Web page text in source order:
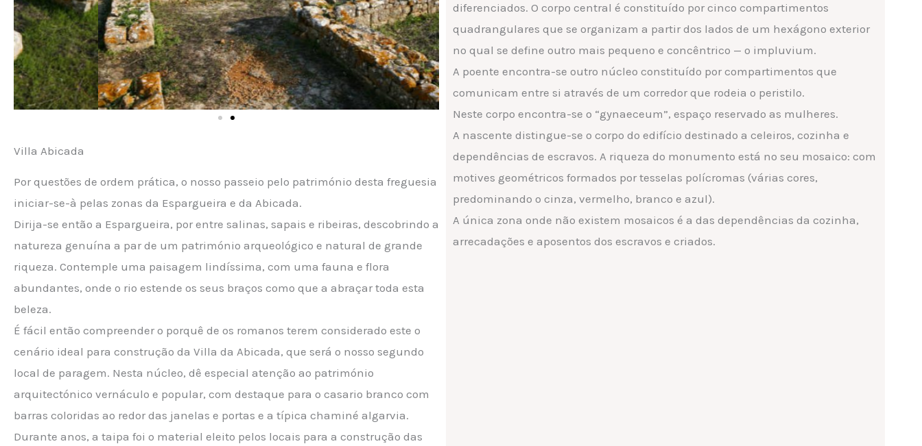
Villa Abicada
Por questões de ordem prática, o nosso passeio pelo património desta freguesia
iniciar-se-à pelas zonas da Espargueira e da Abicada.
Dirija-se então a Espargueira, por entre salinas, sapais e ribeiras, descobrindo a
natureza genuína a par de um património arqueológico e natural de grande
riqueza. Contemple uma paisagem lindíssima, com uma fauna e flora
abundantes, onde o rio estende os seus braços como que a abraçar toda esta
beleza.
É fácil então compreender o porquê de os romanos terem considerado este o
cenário ideal para construção da Villa da Abicada, que será o nosso segundo
local de paragem. Nesta núcleo, dê especial atenção ao património
arquitectónico vernáculo e popular, com destaque para o casario branco com
barras coloridas ao redor das janelas e portas e a típica chaminé algarvia.
Durante anos, a taipa foi o material eleito pelos locais para a construção das
diferenciados. O corpo central é constituído por cinco compartimentos
quadrangulares que se organizam a partir dos lados de um hexágono exterior
no qual se define outro mais pequeno e concêntrico — o impluvium.
A poente encontra-se outro núcleo constituído por compartimentos que
comunicam entre si através de um corredor que rodeia o peristilo.
Neste corpo encontra-se o “gynaeceum”, espaço reservado as mulheres.
A nascente distingue-se o corpo do edifício destinado a celeiros, cozinha e
dependências de escravos. A riqueza do monumento está no seu mosaico: com
motives geométricos formados por tesselas polícromas (várias cores,
predominando o cinza, vermelho, branco e azul).
A única zona onde não existem mosaicos é a das dependências da cozinha,
arrecadações e aposentos dos escravos e criados.